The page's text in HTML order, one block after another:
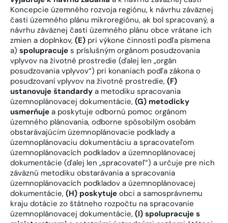
Koncepcie územného rozvoja regiónu, k návrhu záväznej
časti územného plánu mikroregiónu, ak bol spracovaný, a
návrhu záväznej časti územného plánu obce vrátane ich
zmien a doplnkov, (E) pri výkone činností podľa písmena
a) spolupracuje s príslušným orgánom posudzovania
vplyvov na životné prostredie (ďalej len „orgán
posudzovania vplyvov“) pri konaniach podľa zákona o
posudzovaní vplyvov na životné prostredie, (F)
ustanovuje štandardy a metodiku spracovania
územnoplánovacej dokumentácie, (G) metodicky
usmerňuje a poskytuje odbornú pomoc orgánom
územného plánovania, odborne spôsobilým osobám
obstarávajúcim územnoplánovacie podklady a
územnoplánovaciu dokumentáciu a spracovateľom
územnoplánovacích podkladov a územnoplánovacej
dokumentácie (ďalej len „spracovateľ“) a určuje pre nich
záväznú metodiku obstarávania a spracovania
územnoplánovacích podkladov a územnoplánovacej
dokumentácie, (H) poskytuje obci a samosprávnemu
kraju dotácie zo štátneho rozpočtu na spracovanie
územnoplánovacej dokumentácie, (I) spolupracuje s